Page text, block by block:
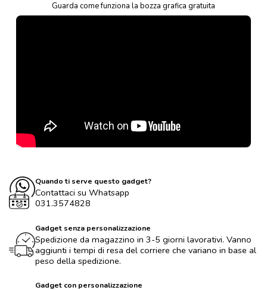
Guarda come funziona la bozza grafica gratuita
Quando ti serve questo gadget?
Contattaci su Whatsapp
031.3574828
Gadget senza personalizzazione
Spedizione da magazzino in 3-5 giorni lavorativi. Vanno
aggiunti i tempi di resa del corriere che variano in base al
peso della spedizione.
Gadget con personalizzazione